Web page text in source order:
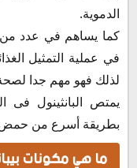
كم مره يستخدم
كريم بيبانثين
هل كريم بيبانثين
هل كريم بيبانثين
هل كريم
هل كريم بيبانثين
هل يمكن استخدام
بيبانثين والرضاعة
الدموية.
كما يساهم في عدد من
في عملية التمثيل
لذلك فهو مهم جدا
يمتص البانثينول فى
بطريقة أسرع من حمض
ما هي مكونات